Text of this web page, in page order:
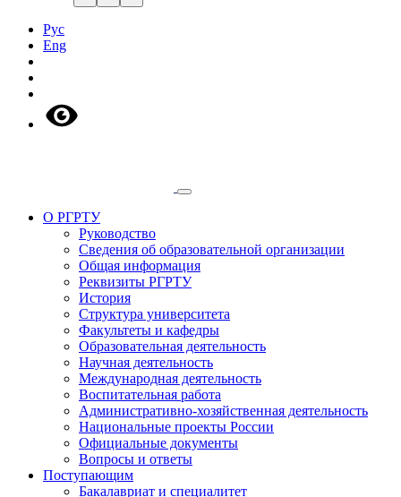
Рус
Eng
О РГРТУ
Руководство
Сведения об образовательной организации
Общая информация
Реквизиты РГРТУ
История
Структура университета
Факультеты и кафедры
Образовательная деятельность
Научная деятельность
Международная деятельность
Воспитательная работа
Административно-хозяйственная деятельность
Национальные проекты России
Официальные документы
Вопросы и ответы
Поступающим
Бакалавриат и специалитет